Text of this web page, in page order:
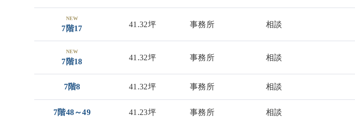
NEW
7階17 41.32坪 事務所 相談
NEW
7階18 41.32坪 事務所 相談
7階8 41.32坪 事務所 相談
7階48～49 41.23坪 事務所 相談